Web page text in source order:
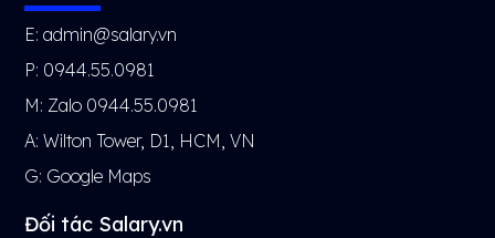
E: admin@salary.vn
P: 0944.55.0981
M: Zalo 0944.55.0981
A: Wilton Tower, D1, HCM, VN
G: Google Maps
Đối tác Salary.vn